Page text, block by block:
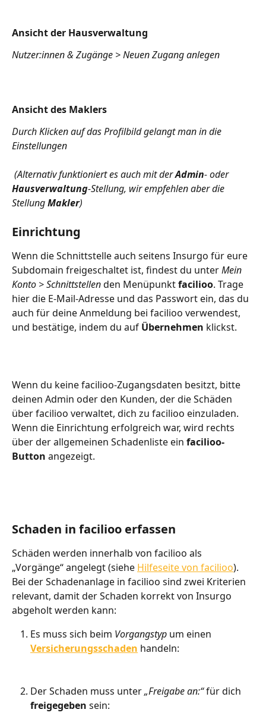
Ansicht der Hausverwaltung
Nutzer:innen & Zugänge > Neuen Zugang anlegen
Ansicht des Maklers
Durch Klicken auf das Profilbild gelangt man in die
Einstellungen
(Alternativ funktioniert es auch mit der Admin- oder
Hausverwaltung-Stellung, wir empfehlen aber die
Stellung Makler)
Einrichtung
Wenn die Schnittstelle auch seitens Insurgo für eure
Subdomain freigeschaltet ist, findest du unter Mein
Konto > Schnittstellen den Menüpunkt facilioo. Trage
hier die E-Mail-Adresse und das Passwort ein, das du
auch für deine Anmeldung bei facilioo verwendest,
und bestätige, indem du auf Übernehmen klickst.
Wenn du keine facilioo-Zugangsdaten besitzt, bitte
deinen Admin oder den Kunden, der die Schäden
über facilioo verwaltet, dich zu facilioo einzuladen.
Wenn die Einrichtung erfolgreich war, wird rechts
über der allgemeinen Schadenliste ein facilioo-
Button angezeigt.
Schaden in facilioo erfassen
Schäden werden innerhalb von facilioo als
„Vorgänge“ angelegt (siehe Hilfeseite von facilioo).
Bei der Schadenanlage in facilioo sind zwei Kriterien
relevant, damit der Schaden korrekt von Insurgo
abgeholt werden kann:
Es muss sich beim Vorgangstyp um einen
Versicherungsschaden handeln:
Der Schaden muss unter „Freigabe an:“ für dich
freigegeben sein: